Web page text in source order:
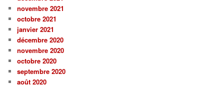
novembre 2021
octobre 2021
janvier 2021
décembre 2020
novembre 2020
octobre 2020
septembre 2020
août 2020